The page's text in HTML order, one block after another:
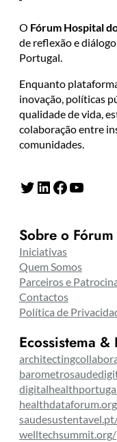
O Fórum Hospital
de reflexão e
Portugal.
Enquanto
inovação, políticas
qualidade de vida,
colaboração entre
comunidades.
Twitter LinkedIn Facebook YouTube
Sobre o Fórum
Iniciativas
Quem Somos
Parceiros e
Contactos
Política de
Ecossistema
welltechsummit.org/